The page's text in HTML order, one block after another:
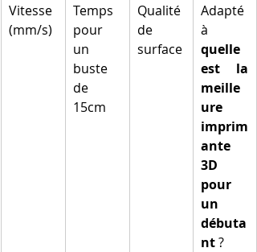
Vitesse
(mm/s)
Temps
pour
un
buste
de
15cm
Qualité
de
surface
Adapté
quelle
est la
meille
ure
imprim
ante
3D
pour
un
débuta
nt ?